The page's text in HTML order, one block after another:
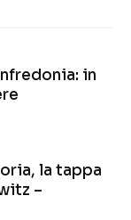
in
la tappa
–